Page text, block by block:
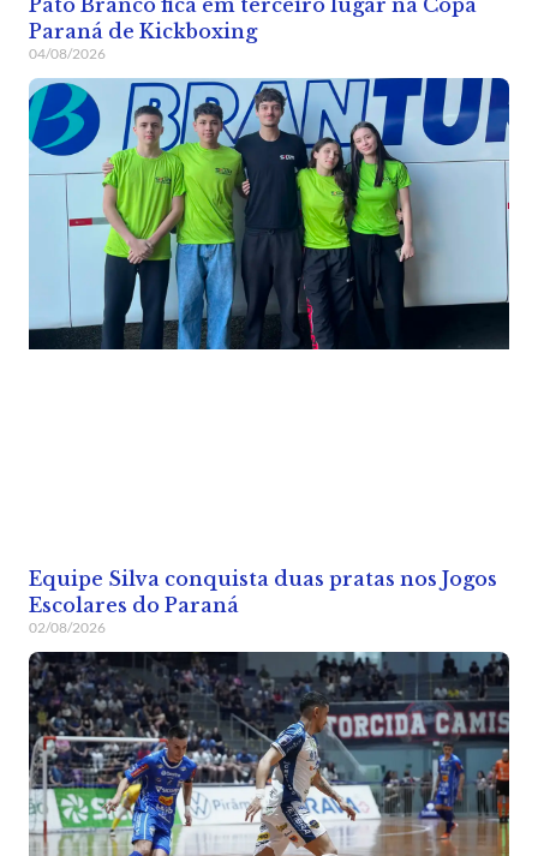
Paraná de Kickboxing
04/08/2026
Equipe Silva conquista duas pratas nos Jogos
Escolares do Paraná
02/08/2026